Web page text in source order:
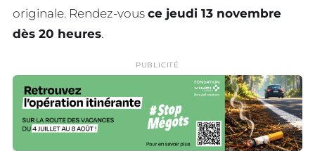
originale. Rendez-vous ce jeudi 13 novembre
dès 20 heures.
PUBLICITÉ